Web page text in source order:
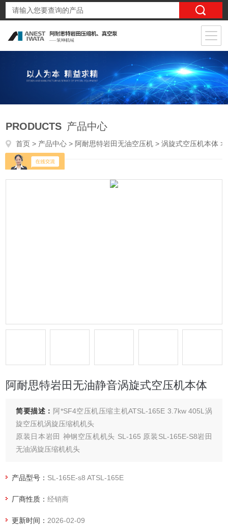
PRODUCTS 产品中心
首页 > 产品中心 > 阿耐思特岩田无油空压机 >涡旋式空压机本体 > SL-165E-s8 ATSL-165E阿耐思特岩田无油静音涡旋式空压机本体
阿耐思特岩田无油静音涡旋式空压机本体
简要描述： 阿*SF4空压机压缩主机ATSL-165E 3.7kw 405L涡
旋空压机涡旋压缩机机头
原装日本岩田 神钢空压机机头 SL-165 原装SL-165E-S8岩田
无油涡旋压缩机机头
特点：振动小，噪音低 构成部件少，保养简便 使用寿命长，
定
产品型号： SL-165E-s8 ATSL-165E
厂商性质：经销商
更新时间： 2026-02-09